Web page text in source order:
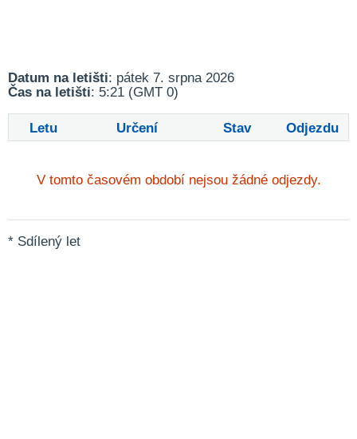
Datum na letišti: pátek 7. srpna 2026
Čas na letišti: 5:21 (GMT 0)
Letu Určení Stav Odjezdu
V tomto časovém období nejsou žádné odjezdy.
* Sdílený let